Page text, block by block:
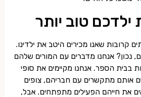
קרובות שאנו מכירים היטב את ילדינו.
נכון? אנחנו מדברים עם המורים שלהם
בבית הספר. אנחנו מקיימים את סופי
אותם מתקשרים עם חבריהם, צופים
את חייהם הפעילים מתפתחים. אבל,